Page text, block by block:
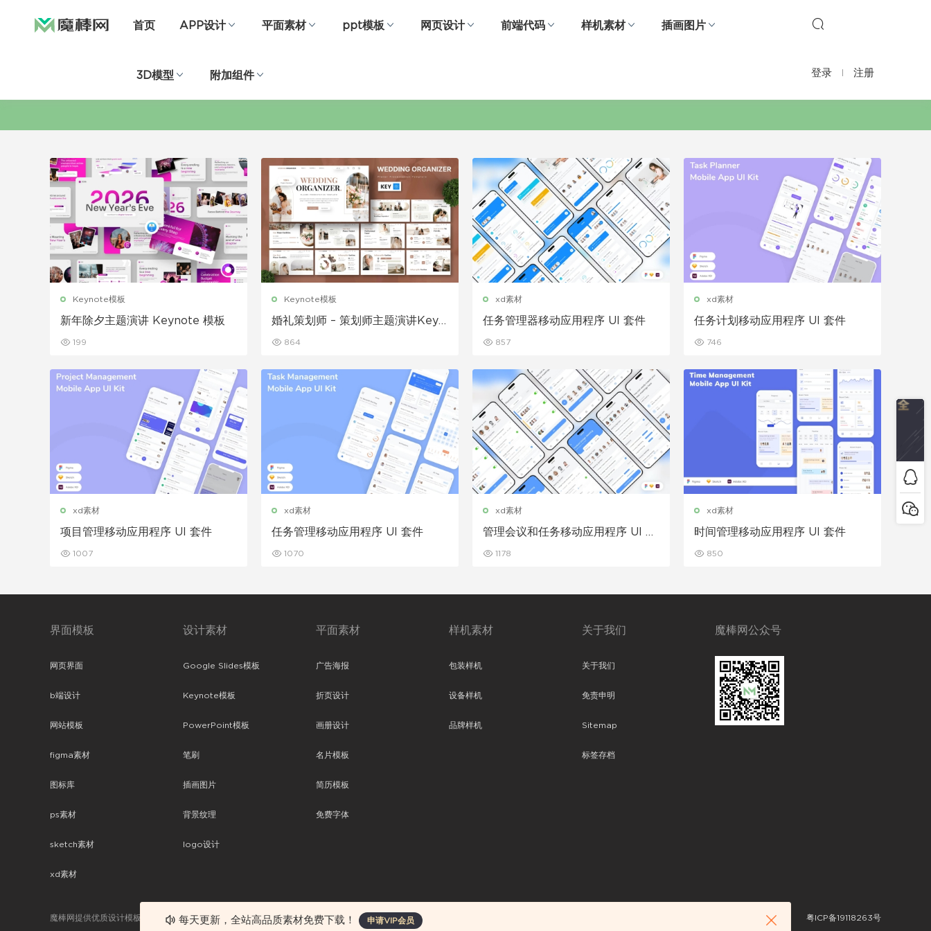
首页 APP设计 平面素材 ppt模板 网页设计 前端代码 样机素材 插画图片
3D模型 附加组件 登录 注册
Keynote模板
新年除夕主题演讲 Keynote 模板
199
Keynote模板
婚礼策划师 – 策划师主题演讲Keyn
864
xd素材
任务管理器移动应用程序 UI 套件
857
xd素材
任务计划移动应用程序 UI 套件
746
xd素材
项目管理移动应用程序 UI 套件
1007
xd素材
任务管理移动应用程序 UI 套件
1070
xd素材
管理会议和任务移动应用程序 UI 套
1178
xd素材
时间管理移动应用程序 UI 套件
850
界面模板
网页界面
b端设计
网站模板
figma素材
图标库
ps素材
sketch素材
xd素材
设计素材
Google Slides模板
Keynote模板
PowerPoint模板
笔刷
插画图片
背景纹理
logo设计
平面素材
广告海报
折页设计
画册设计
名片模板
简历模板
免费字体
样机素材
包装样机
设备样机
品牌样机
关于我们
关于我们
免责申明
Sitemap
标签存档
魔棒网公众号
魔棒网提供优质设计模板下载，分享优秀的设计。素材包含了APP设计、平面素材、ppt模板、网页设计、前端代码、样机素材、插画图片、附加组件等。 粤ICP备19118263号
每天更新，全站高品质素材免费下载！ 申请VIP会员